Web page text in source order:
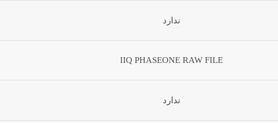
ندارد
IIQ PHASEONE RAW FILE
ندارد